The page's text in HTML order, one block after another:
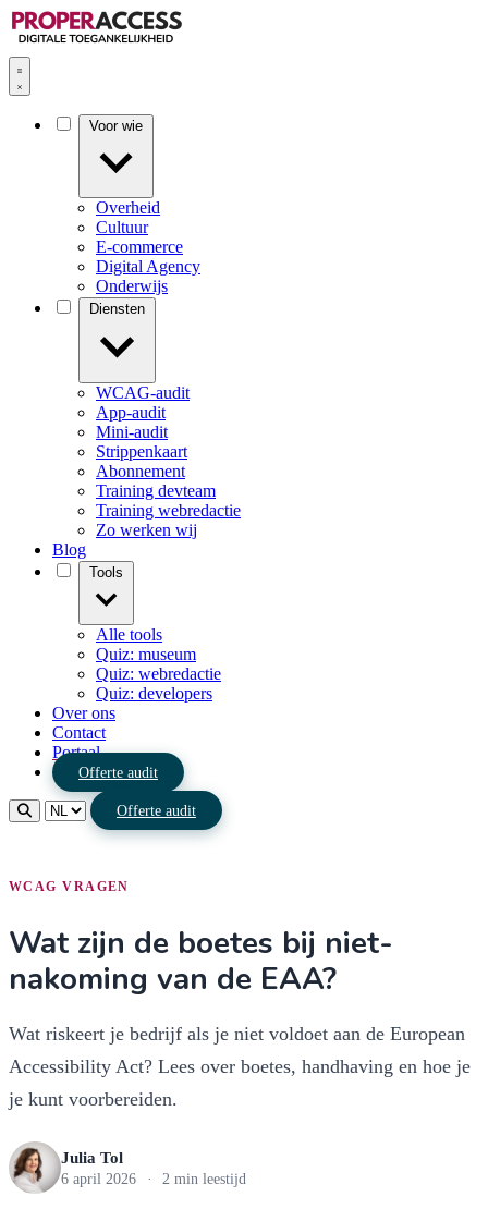
Overheid
Cultuur
E-commerce
Digital Agency
Onderwijs
WCAG-audit
App-audit
Mini-audit
Strippenkaart
Abonnement
Training devteam
Training webredactie
Zo werken wij
Blog
Alle tools
Quiz: museum
Quiz: webredactie
Quiz: developers
Over ons
Contact
Portaal
Offerte audit
Offerte audit
WCAG VRAGEN
Wat zijn de boetes bij niet-
nakoming van de EAA?
Wat riskeert je bedrijf als je niet voldoet aan de European
Accessibility Act? Lees over boetes, handhaving en hoe je
je kunt voorbereiden.
Julia Tol
6 april 2026 · 2 min leestijd